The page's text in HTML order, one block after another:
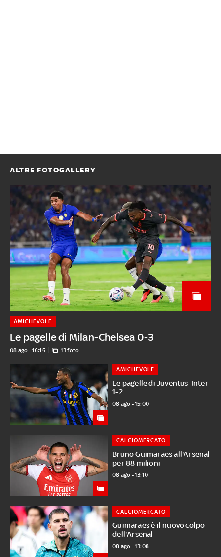
ALTRE FOTOGALLERY
Le pagelle di Milan-Chelsea 0-3
AMICHEVOLE
08 ago - 16:15 13 foto
Le pagelle di Juventus-Inter
1-2
AMICHEVOLE
08 ago - 15:00
Bruno Guimaraes all'Arsenal
per 88 milioni
CALCIOMERCATO
08 ago - 13:10
Guimaraes è il nuovo colpo
dell'Arsenal
CALCIOMERCATO
08 ago - 13:08